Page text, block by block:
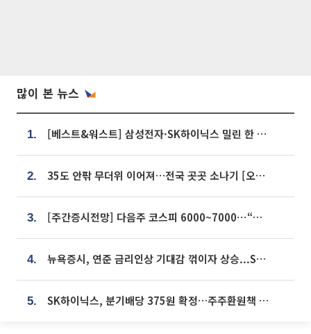
많이 본 뉴스
1. [베스트&워스트] 삼성전자·SK하이닉스 밀린 한 주…상상인증권은 85% 급등
2. 35도 안팎 무더위 이어져…전국 곳곳 소나기 [오늘 날씨]
3. [주간증시전망] 다음주 코스피 6000~7000⋯“外人 수급은 정책이 변수”
4. 뉴욕증시, 연준 금리인상 기대감 꺾이자 상승...S&P500 사상 최고치 [종합]
5. SK하이닉스, 분기배당 375원 확정…주주환원책 9월로 앞당겨 발표